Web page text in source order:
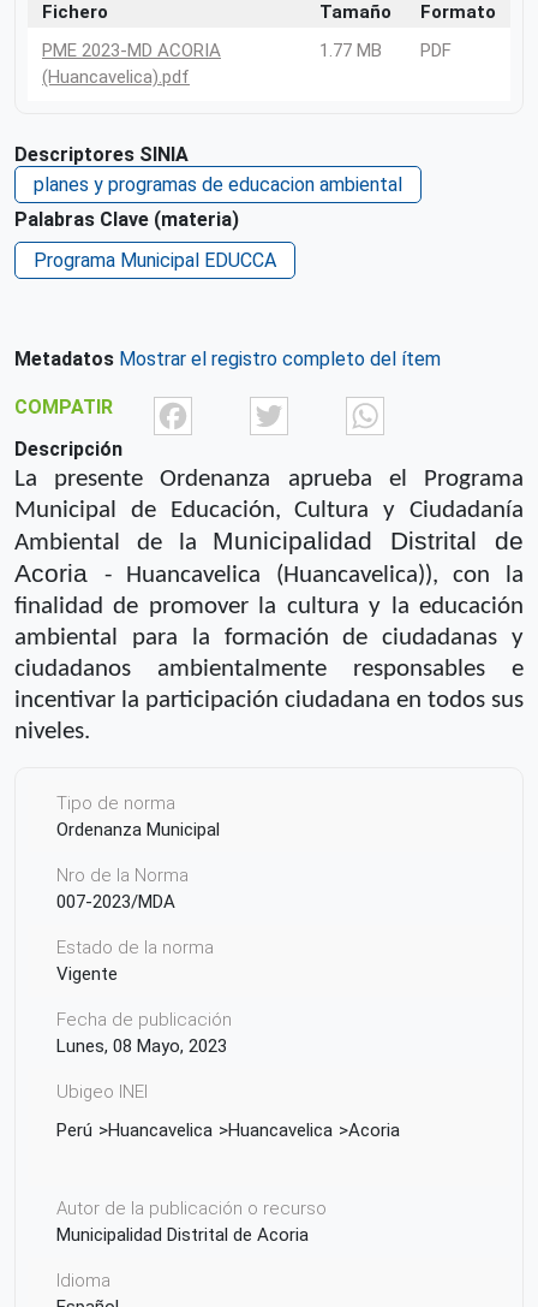
Fichero Tamaño
Formato
PME 2023-MD ACORIA
(Huancavelica).pdf
1.77 MB PDF
Descriptores SINIA
planes y programas de educacion ambiental
Palabras Clave (materia)
Programa Municipal EDUCCA
Metadatos Mostrar el registro completo del ítem
COMPATIR FacebookTwitter
Descripción
La presente Ordenanza aprueba el Programa
Municipal de Educación, Cultura y Ciudadanía
Ambiental de la Municipalidad Distrital de
Acoria - Huancavelica (Huancavelica)), con la
finalidad de promover la cultura y la educación
ambiental para la formación de ciudadanas y
ciudadanos ambientalmente responsables e
incentivar la participación ciudadana en todos sus
niveles.
Tipo de norma
Ordenanza Municipal
Nro de la Norma
007-2023/MDA
Estado de la norma
Vigente
Fecha de publicación
Lunes, 08 Mayo, 2023
Ubigeo INEI
Perú
Huancavelica Huancavelica Acoria
Autor de la publicación o recurso
Municipalidad Distrital de Acoria
Idioma